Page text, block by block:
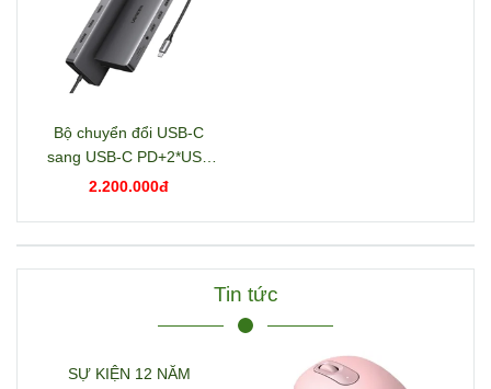
Bộ chuyển đổi USB-C
sang USB-C PD+2*USB
3.2+USB-C 3.2+2*USB
2.200.000đ
Tin tức
SỰ KIỆN 12 NĂM